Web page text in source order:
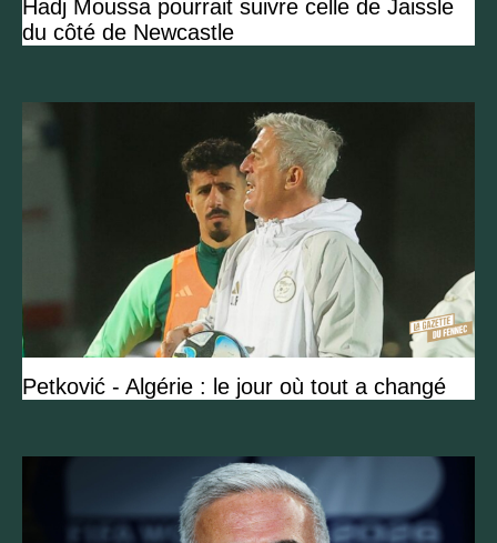
Hadj Moussa pourrait suivre celle de Jaissle
du côté de Newcastle
Petković - Algérie : le jour où tout a changé